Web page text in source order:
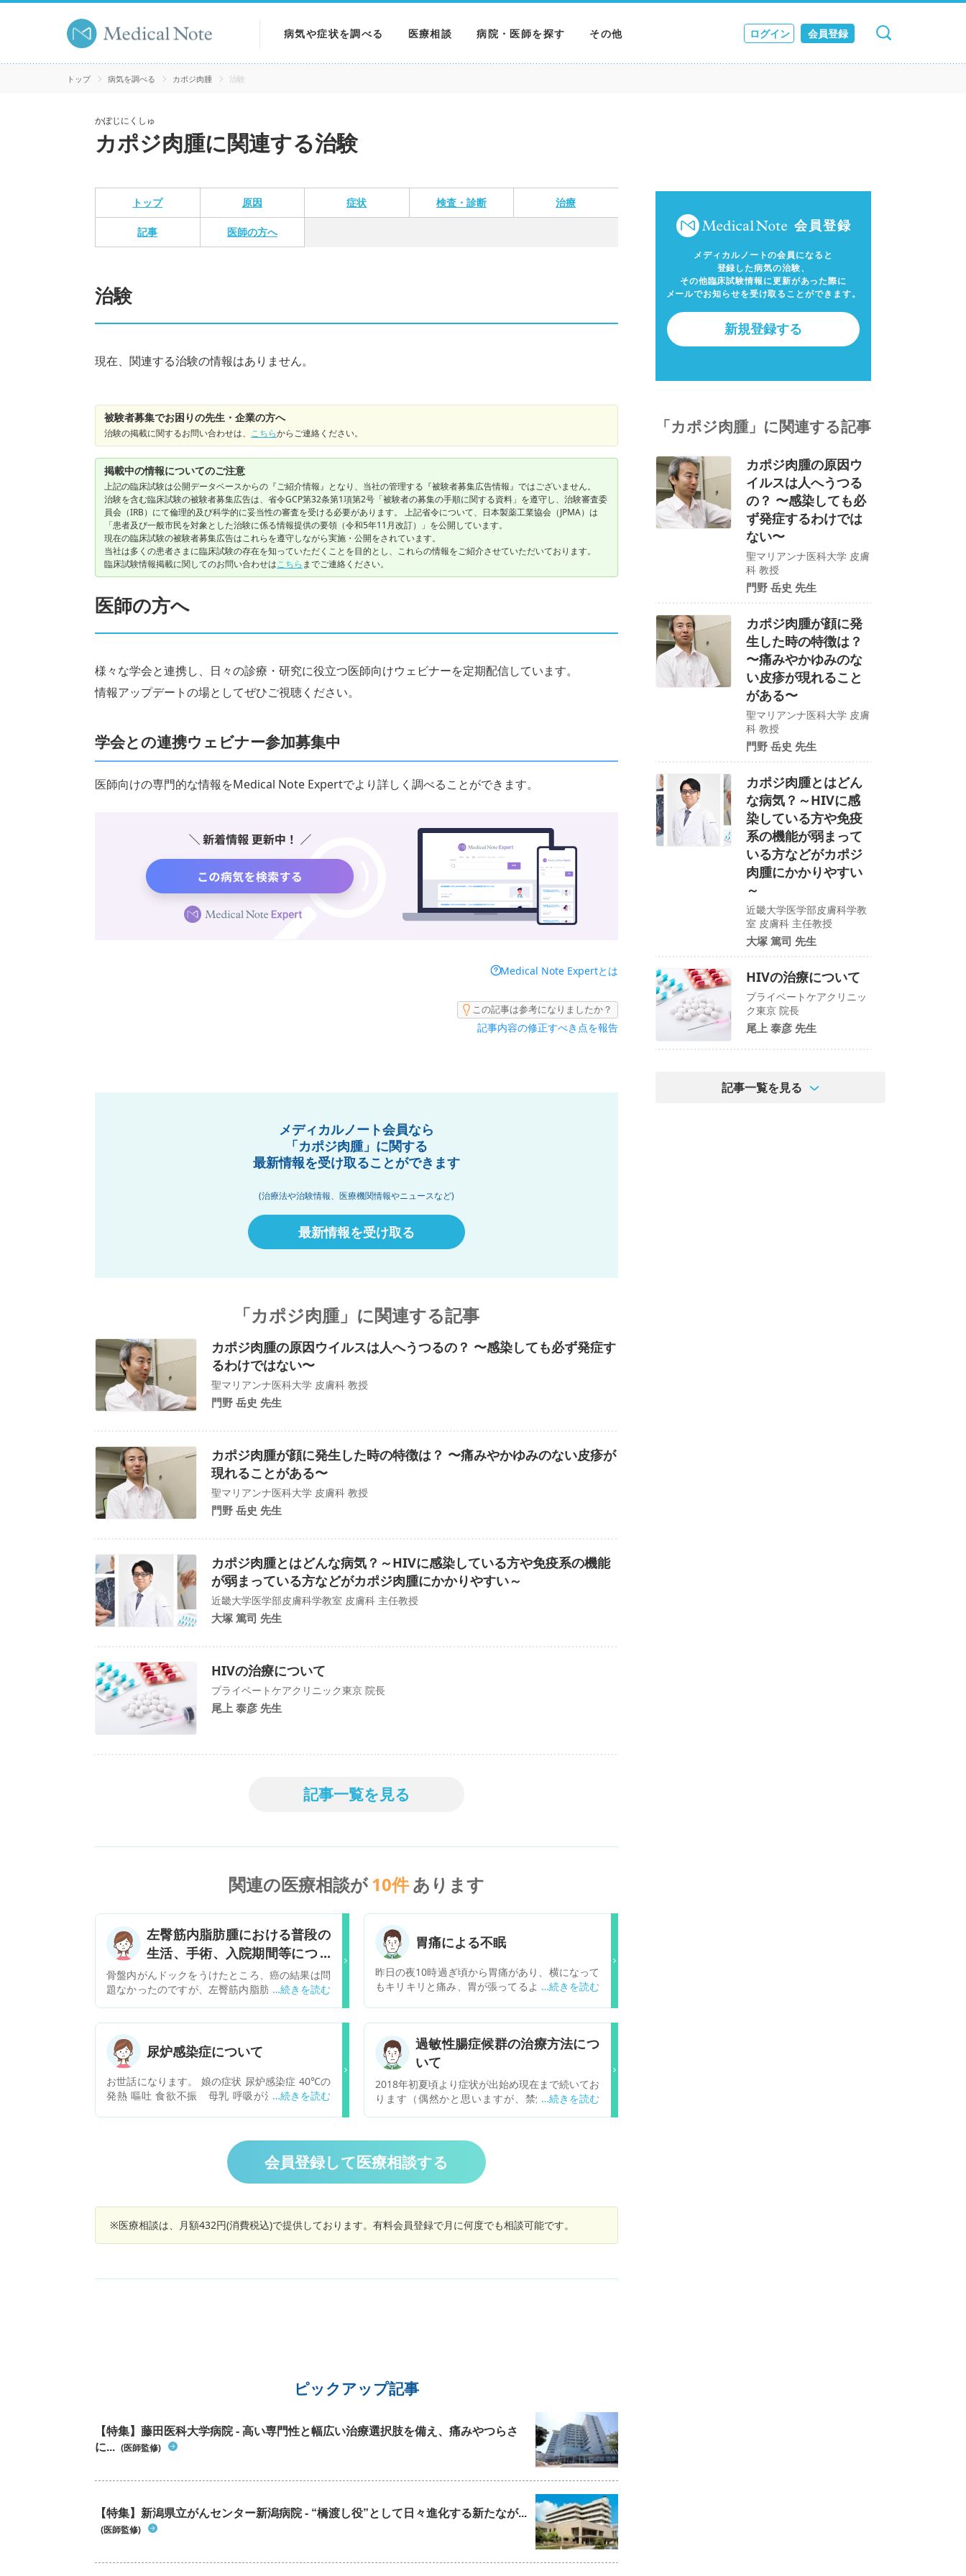
病気や症状を調べる
病気を調べる
検査を調べる
医療相談 病院・医師を探す
病院を探す
その他
MNニュース
ログイン 会員登録
検索 キャンセル
トップ 病気を調べる カポジ肉腫 治験
かぽじにくしゅ
カポジ肉腫に関連する治験
トップ 原因 症状 検査・診断 治療
記事 医師の方へ
治験
現在、関連する治験の情報はありません。
被験者募集でお困りの先生・企業の方へ
治験の掲載に関するお問い合わせは、 こちらからご連絡ください。
掲載中の情報についてのご注意
上記の臨床試験は公開データベースからの『ご紹介情報』となり、当社の管理する『被験者募集広告情報』ではございません。
治験を含む臨床試験の被験者募集広告は、省令GCP第32条第1項第2号「被験者の募集の手順に関する資料」を遵守し、治験審査委
員会（IRB）にて倫理的及び科学的に妥当性の審査を受ける必要があります。 上記省令について、日本製薬工業協会（JPMA）は
「患者及び一般市民を対象とした治験に係る情報提供の要領（令和5年11月改訂）」を公開しています。
現在の臨床試験の被験者募集広告はこれらを遵守しながら実施・公開をされています。
当社は多くの患者さまに臨床試験の存在を知っていただくことを目的とし、これらの情報をご紹介させていただいております。
臨床試験情報掲載に関してのお問い合わせはこちら までご連絡ください。
医師の方へ
様々な学会と連携し、日々の診療・研究に役立つ医師向けウェビナーを定期配信しています。
情報アップデートの場としてぜひご視聴ください。
学会との連携ウェビナー参加募集中
医師向けの専門的な情報をMedical Note Expertでより詳しく調べることができます。
Medical Note Expertとは
この記事は参考になりましたか？
記事内容の修正すべき点を報告
メディカルノート会員なら
「カポジ肉腫」に関する
最新情報を受け取ることができます
(治療法や治験情報、医療機関情報やニュースなど)
最新情報を受け取る
「カポジ肉腫」に関連する記事
カポジ肉腫の原因ウイルスは人へうつるの？ 〜感染しても必ず発症す
るわけではない〜
聖マリアンナ医科大学 皮膚科 教授
門野 岳史 先生
カポジ肉腫が顔に発生した時の特徴は？ 〜痛みやかゆみのない皮疹が
現れることがある〜
聖マリアンナ医科大学 皮膚科 教授
門野 岳史 先生
カポジ肉腫とはどんな病気？～HIVに感染している方や免疫系の機能
が弱まっている方などがカポジ肉腫にかかりやすい～
近畿大学医学部皮膚科学教室 皮膚科 主任教授
大塚 篤司 先生
HIVの治療について
プライベートケアクリニック東京 院長
尾上 泰彦 先生
記事一覧を見る
関連の医療相談が10件あります
左臀筋内脂肪腫における普段の
生活、手術、入院期間等につい
て。
骨盤内がんドックをうけたところ、癌の結果は問
題なかったのですが、左臀筋内脂肪腫疑いと結果
大きいが脂肪以外の軟部組織など脂肪肉腫を積極
的に疑う所見は指摘できず。」画像を見るとかな
り大きいようで、半年前くらいから時々ある下腹
部、子宮周辺の痛みの原因はこれだとわかり早く
手術をしたいと思っていますが、なかなか病院の
予約が取れず、まして緊急性もないようでこのご
時世では手術するのも先になりそうです。サイズ
的に手術、入院期間、等はどのくらいか例などあ
りますでしょうか。②また普通に生活で破れた
り問題はないのでしょうか。③体力維持、ダイ
いますが問題はありますでしょうか。
胃痛による不眠
昨日の夜10時過ぎ頃から胃痛があり、横になって
もキリキリと痛み、胃が張ってるような感じがあ
しょうか？ それとももう少し様子を見た方がいい
でしょうか？
尿炉感染症について
お世話になります。 娘の症状 尿炉感染症 40℃の
発熱 嘔吐 食欲不振 母乳 呼吸が浅い ぐったり
ました。 点滴での抗生物質で熱は下がっているの
で、このまま継続で治療をするようです。 質問1
血液に細菌がいると障害が残ったりするのか？別
の病気になるのか？ 質問2 尿炉感染症の再発はど
のようでした。 質問3 腎臓の入り口が開きぎみと
言われましたが、治るものでしょうか？ 質問4 娘
ょうか？ 質問が多く申し訳ありませんがよろしく
過敏性腸症候群の治療方法につ
いて
2018年初夏頃より症状が出始め現在まで続いてお
ります（偶然かと思いますが、禁煙してから発
り）などですが、最近は空腹時に胸やけを感じる
こともあります。痛みは激痛ではありませんが、
痛みが強い時には目の奥がジーンとしたり、涙が
出たりもします。症状は睡眠中にはありませんが
は一旦は症状が強くなる感じがあります。飲酒時
（2～3合程度週1回）には症状が軽快します。便
問題ありませんでした。 各種検査を通じて大学病
院での診断は過敏性腸症候群ということで、1年
半弱服薬治療を続けてきましたが、症状に大きな
改善はなく、消化器内科的治療には限界があるの
で、診療内科での受診を薦められております。 検
査はすべて問題ないということですが、症状に改
善が見られず、精神的にもやや追い込まれている
感も強いです。ご説明が長くなりましたが、この
ような状況の中で診療内科に頼っても大丈夫でし
ょうか？また、大学病院の消化器内科での治療
は、主治医の先生の転勤に伴い終わっております
会員登録して医療相談する
※医療相談は、月額432円(消費税込)で提供しております。有料会員登録で月に何度でも相談可能です。
ピックアップ記事
【特集】藤田医科大学病院 - 高い専門性と幅広い治療選択肢を備え、痛みやつらさ
に... (医師監修)
【特集】新潟県立がんセンター新潟病院 - “橋渡し役”として日々進化する新たなが...
(医師監修)
会員登録
メディカルノートの会員になると
登録した病気の治験、
その他臨床試験情報に更新があった際に
メールでお知らせを受け取ることができます。
新規登録する
「カポジ肉腫」に関連する記事
カポジ肉腫の原因ウ
イルスは人へうつる
の？ 〜感染しても必
ず発症するわけでは
ない〜
聖マリアンナ医科大学 皮膚
科 教授
門野 岳史 先生
カポジ肉腫が顔に発
生した時の特徴は？
〜痛みやかゆみのな
い皮疹が現れること
がある〜
聖マリアンナ医科大学 皮膚
科 教授
門野 岳史 先生
カポジ肉腫とはどん
な病気？～HIVに感
染している方や免疫
系の機能が弱まって
いる方などがカポジ
肉腫にかかりやすい
～
近畿大学医学部皮膚科学教
室 皮膚科 主任教授
大塚 篤司 先生
HIVの治療について
プライベートケアクリニッ
ク東京 院長
尾上 泰彦 先生
記事一覧を見る